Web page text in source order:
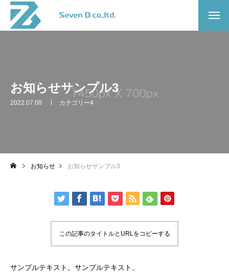
お知らせサンプル3
2022.07.08 カテゴリー4
お知らせ お知らせサンプル3
この記事のタイトルとURLをコピーする
サンプルテキスト。サンプルテキスト。